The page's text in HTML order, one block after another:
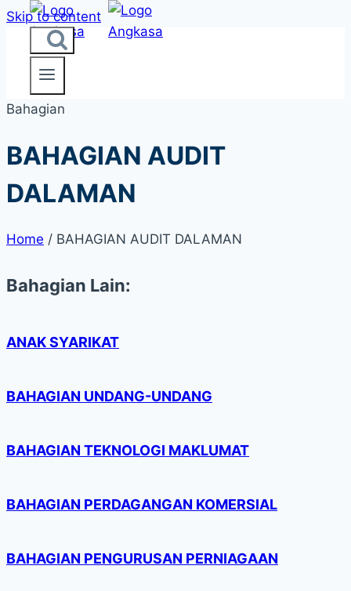
Skip to content
Bahagian
BAHAGIAN AUDIT
DALAMAN
Home / BAHAGIAN AUDIT DALAMAN
Bahagian Lain:
ANAK SYARIKAT
BAHAGIAN UNDANG-UNDANG
BAHAGIAN TEKNOLOGI MAKLUMAT
BAHAGIAN PERDAGANGAN KOMERSIAL
BAHAGIAN PENGURUSAN PERNIAGAAN